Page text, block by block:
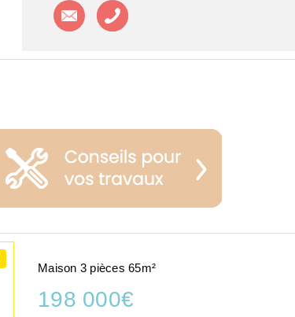
Contacter l'agence
Maison 3 pièces 65m²
198 000€